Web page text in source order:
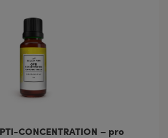
CONCENTRATION – pro